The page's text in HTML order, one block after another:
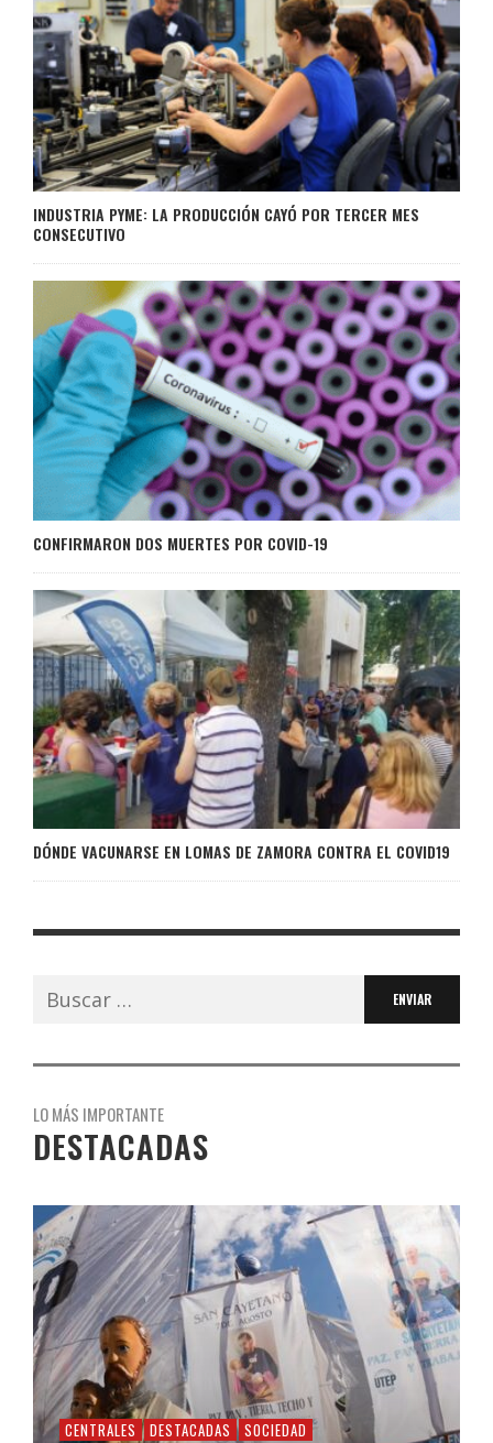
INDUSTRIA PYME: LA PRODUCCIÓN CAYÓ POR TERCER MES
CONSECUTIVO
CONFIRMARON DOS MUERTES POR COVID-19
DÓNDE VACUNARSE EN LOMAS DE ZAMORA CONTRA EL COVID19
Buscar:
LO MÁS IMPORTANTE
DESTACADAS
CENTRALES DESTACADAS SOCIEDAD